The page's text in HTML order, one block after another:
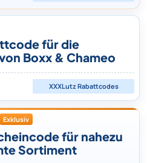
für die
Boxx & Chameo
XXXLutzRabattcodes
Exklusiv
für nahezu
Sortiment